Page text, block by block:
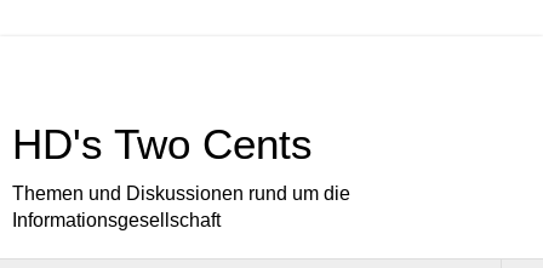
HD's Two Cents
Themen und Diskussionen rund um die
Informationsgesellschaft